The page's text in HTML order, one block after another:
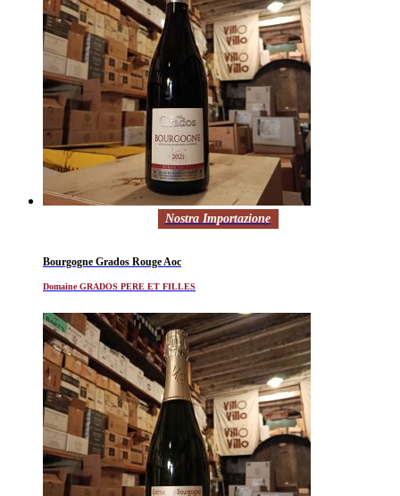
Nostra Importazione
Bourgogne Grados Rouge Aoc
Domaine GRADOS PERE ET FILLES